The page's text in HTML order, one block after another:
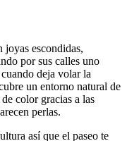
joyas escondidas,
por sus calles uno
deja volar la
un entorno natural de
color gracias a las
perlas.
así que el paseo te